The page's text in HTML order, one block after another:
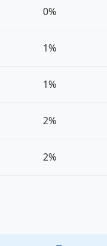
0%
1%
1%
2%
2%